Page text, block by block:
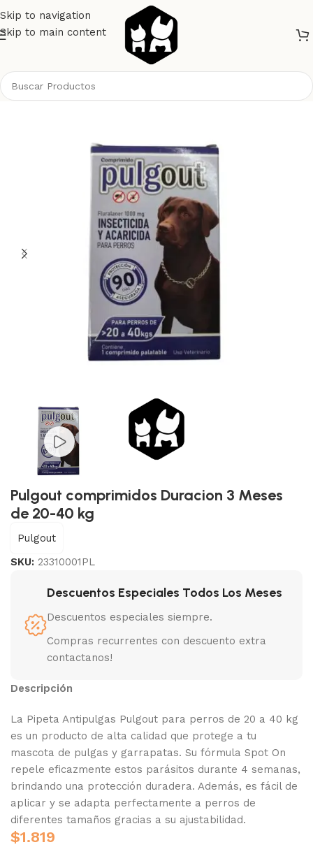
Skip to navigation
Skip to main content
Pulgout comprimidos Duracion 3 Meses
de 20-40 kg
Pulgout
SKU: 23310001PL
Descuentos Especiales Todos Los Meses
Descuentos especiales siempre.
Compras recurrentes con descuento extra
contactanos!
Descripción
La Pipeta Antipulgas Pulgout para perros de 20 a 40 kg
es un producto de alta calidad que protege a tu
mascota de pulgas y garrapatas. Su fórmula Spot On
repele eficazmente estos parásitos durante 4 semanas,
brindando una protección duradera. Además, es fácil de
aplicar y se adapta perfectamente a perros de
diferentes tamaños gracias a su ajustabilidad.
$1.819